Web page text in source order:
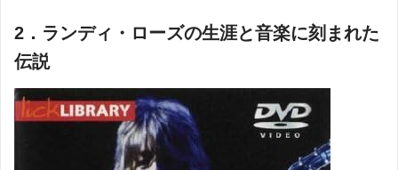
2．ランディ・ローズの生涯と音楽に刻まれた
伝説